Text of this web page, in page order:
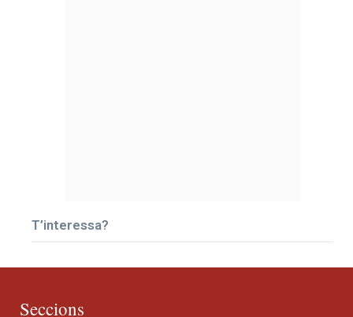
T’interessa?
Seccions